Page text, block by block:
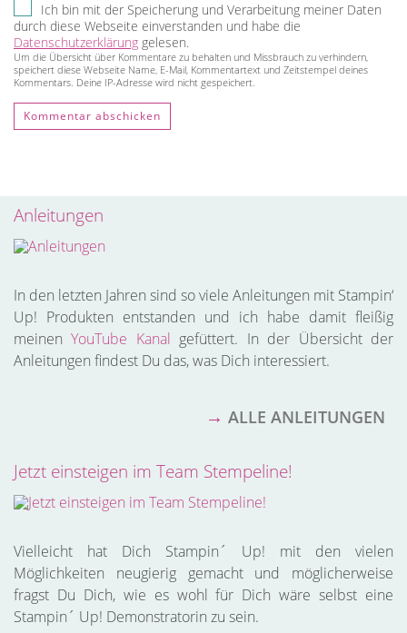
Ich bin mit der Speicherung und Verarbeitung meiner Daten
durch diese Webseite einverstanden und habe die
Datenschutzerklärung gelesen.
Um die Übersicht über Kommentare zu behalten und Missbrauch zu verhindern,
speichert diese Webseite Name, E-Mail, Kommentartext und Zeitstempel deines
Kommentars. Deine IP-Adresse wird nicht gespeichert.
Anleitungen
In den letzten Jahren sind so viele Anleitungen mit Stampin‘
Up! Produkten entstanden und ich habe damit fleißig
meinenYouTube Kanal gefüttert. In der Übersicht der
Anleitungen findest Du das, was Dich interessiert.
→ ALLE ANLEITUNGEN
Jetzt einsteigen im Team Stempeline!
Vielleicht hat Dich Stampin´ Up! mit den vielen
Möglichkeiten neugierig gemacht und möglicherweise
fragst Du Dich, wie es wohl für Dich wäre selbst eine
Stampin´ Up! Demonstratorin zu sein.